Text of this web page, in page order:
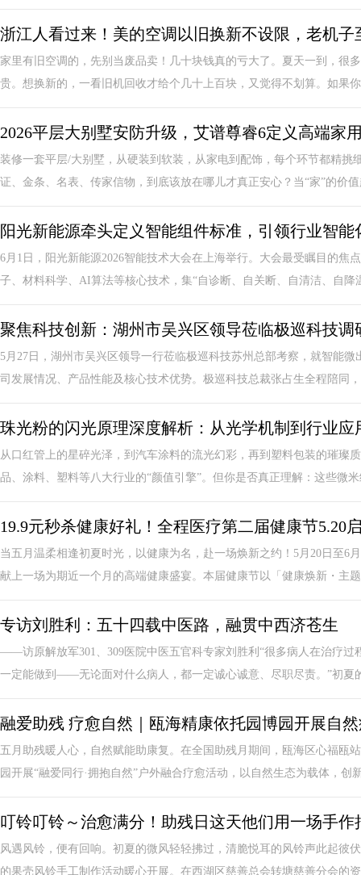
浙江人看过来！美的空调以旧换新不设限，老机子
家里有旧空调的，先别当废品卖！几十块钱真的亏大了。夏天一到，很
贵。想换新的，一看旧机回收才给个几十上百块，又觉得不划算。如果
2026平层大别墅安防升级，艾谱尊睿6定义高端家
装修一套平层/大别墅，从硬装到软装，从家电到配饰，每个环节都精
证、金条、名表、传家信物，到底该放在哪儿才真正安心？当“家”的价
阳光新能源牵头定义智能组件标准，引领行业智能
6月1日，阳光新能源2026智能技术大会在上海举行。大会最受瞩目的
子、材料科学、AI算法等核心技术，集“自诊断、自关断、自清洁、自降
聚焦科技创新：湖州市吴兴区领导莅临极巡科技调
5月27日，湖州市吴兴区领导一行莅临极巡科技苏州总部考察，就智能
司发展情况、产品性能及核心技术优势。极巡科技总裁张占生全程陪同
珠光粉的闪光原理深度解析：从光学机制到行业应
从口红管上的星碎光泽，到汽车涂料的流光幻彩，再到塑料包装的璀璨
品、涂料、塑料等八大行业的“颜值引擎”。但你是否真正理解：这些微
19.9元秒杀健康好礼！全程医疗第二届健康节5.20
当五月温柔相逢初夏时光，以健康为名，赴一场焕新之约！5月20日至6
献上一场为期近一个月的高端健康盛宴。本届健康节以「健康焕新・主
专访刘胜利：五十四载中医路，融贯中西济苍生
——访原解放军301、309医院中医五官科专家刘胜利“很多病人在治疗
一定能做到——无论面对什么病人，都一定诚心诚意、尽职尽责。”初夏
融爱助残 疗愈自然｜瓯海精康依托园博园开展自
五月助残暖人心，自然赋能助康复。在全国助残月期间，瓯海区心福瓯
园开展“融爱同行·拥抱自然”户外融合疗愈活动，以自然生态为载体，创
叮铃叮铃～治愈满分！助残日这天他们用一场手
风遇风铃，便有回响。初夏的微风轻轻拂过，清脆悦耳的风铃声此起彼
的果壳风铃手工制作活动暖心开展。在西湖区慈善总会转塘慈善分会的